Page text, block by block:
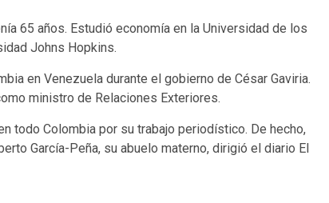
65 años. Estudió economía en la Universidad de los
Johns Hopkins.
en Venezuela durante el gobierno de César Gaviria.
ministro de Relaciones Exteriores.
todo Colombia por su trabajo periodístico. De hecho,
García-Peña, su abuelo materno, dirigió el diario El